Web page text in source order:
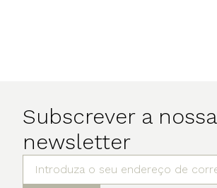
Subscrever a nossa
newsletter